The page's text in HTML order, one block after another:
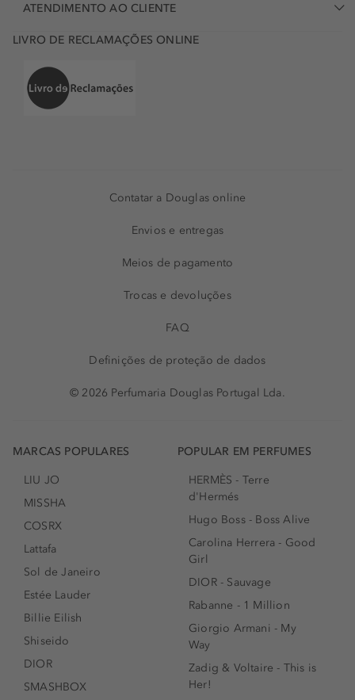
ATENDIMENTO AO CLIENTE
LIVRO DE RECLAMAÇÕES ONLINE
Contatar a Douglas online
Envios e entregas
Meios de pagamento
Trocas e devoluções
FAQ
Definições de proteção de dados
© 2026 Perfumaria Douglas Portugal Lda.
MARCAS POPULARES
LIU JO
MISSHA
COSRX
Lattafa
Sol de Janeiro
Estée Lauder
Billie Eilish
Shiseido
DIOR
SMASHBOX
POPULAR EM PERFUMES
HERMÈS - Terre
d'Hermés
Hugo Boss - Boss Alive
Carolina Herrera - Good
Girl
DIOR - Sauvage
Rabanne - 1 Million
Giorgio Armani - My
Way
Zadig & Voltaire - This is
Her!